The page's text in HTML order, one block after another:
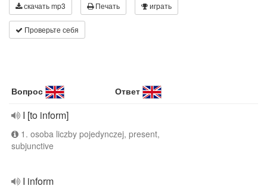
скачать mp3 Печать играть
Проверьте себя
Вопрос Ответ
I [to inform]
1. osoba liczby pojedynczej, present,
subjunctive
I inform